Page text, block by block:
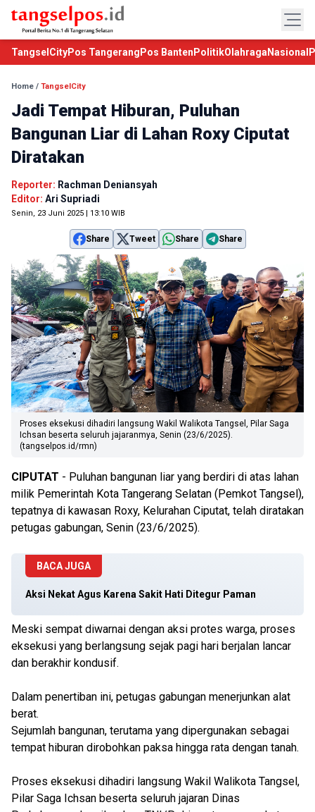
TangselCityPos Tangerang Pos Banten PolitikOlahraga Nasional
Home / TangselCity
Jadi Tempat Hiburan, Puluhan
Bangunan Liar di Lahan Roxy Ciputat
Diratakan
Reporter: Rachman Deniansyah
Editor: Ari Supriadi
Senin, 23 Juni 2025 | 13:10 WIB
Share Tweet Share Share
Proses eksekusi dihadiri langsung Wakil Walikota Tangsel, Pilar Saga
Ichsan beserta seluruh jajaranmya, Senin (23/6/2025).
(tangselpos.id/rmn)
CIPUTAT - Puluhan bangunan liar yang berdiri di atas lahan
milik Pemerintah Kota Tangerang Selatan (Pemkot Tangsel),
tepatnya di kawasan Roxy, Kelurahan Ciputat, telah diratakan
petugas gabungan, Senin (23/6/2025).
BACA JUGA
Aksi Nekat Agus Karena Sakit Hati Ditegur Paman
Meski sempat diwarnai dengan aksi protes warga, proses
eksekusi yang berlangsung sejak pagi hari berjalan lancar
dan berakhir kondusif.
Dalam penertiban ini, petugas gabungan menerjunkan alat
berat.
Sejumlah bangunan, terutama yang dipergunakan sebagai
tempat hiburan dirobohkan paksa hingga rata dengan tanah.
Proses eksekusi dihadiri langsung Wakil Walikota Tangsel,
Pilar Saga Ichsan beserta seluruh jajaran Dinas